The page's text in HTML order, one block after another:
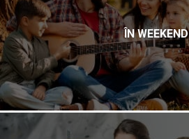
ÎN WEEKEND